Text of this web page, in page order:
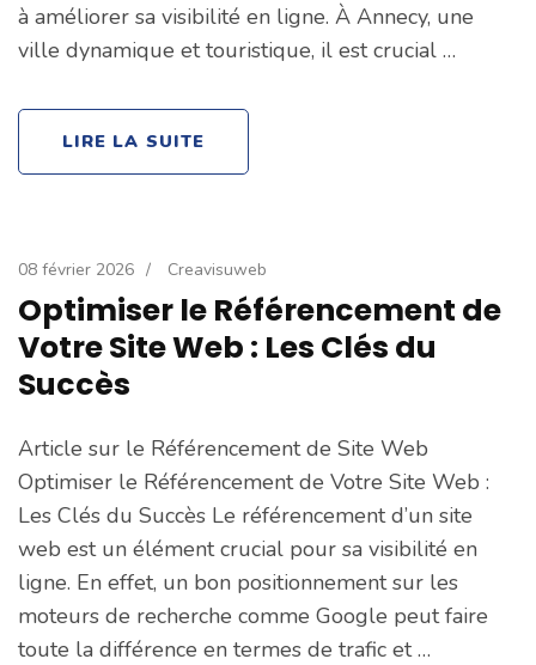
à améliorer sa visibilité en ligne. À Annecy, une
ville dynamique et touristique, il est crucial …
LIRE LA SUITE
08 février 2026 / Creavisuweb
Optimiser le Référencement de
Votre Site Web : Les Clés du
Succès
Article sur le Référencement de Site Web
Optimiser le Référencement de Votre Site Web :
Les Clés du Succès Le référencement d’un site
web est un élément crucial pour sa visibilité en
ligne. En effet, un bon positionnement sur les
moteurs de recherche comme Google peut faire
toute la différence en termes de trafic et …